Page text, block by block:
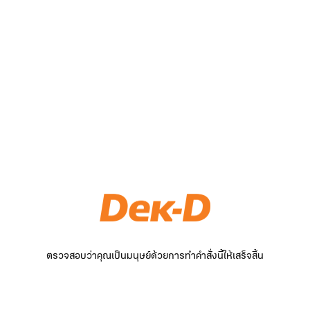
ตรวจสอบว่าคุณเป็นมนุษย์ด้วยการทำคำสั่งนี้ให้เสร็จสิ้น